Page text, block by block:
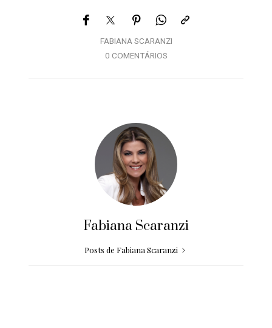
FABIANA SCARANZI
0 COMENTÁRIOS
Fabiana Scaranzi
Posts de Fabiana Scaranzi